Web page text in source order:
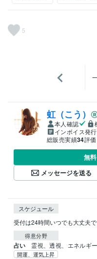
5
虹（こう）
本人確認
インボイス発
総販売実績34評価
無
メッセージを送る
スケジュール
得意分野
占い 霊視、透視、エネルギ
開運、運気上昇